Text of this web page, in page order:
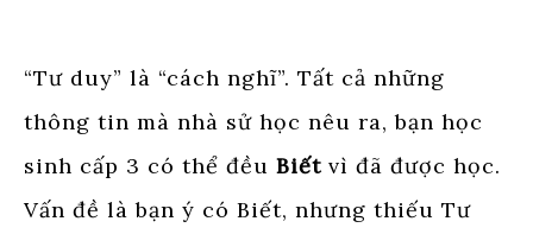
“Tư duy” là “cách nghĩ”. Tất cả những
thông tin mà nhà sử học nêu ra, bạn học
sinh cấp 3 có thể đều Biết vì đã được học.
Vấn đề là bạn ý có Biết, nhưng thiếu Tư